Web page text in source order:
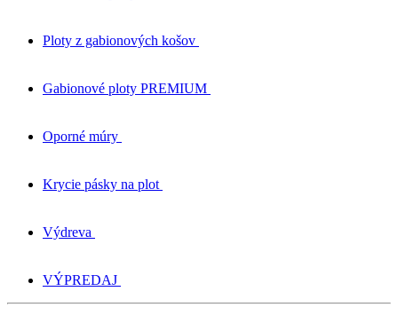
Ploty z gabionových košov
Gabionové ploty PREMIUM
Oporné múry
Krycie pásky na plot
Výdreva
VÝPREDAJ